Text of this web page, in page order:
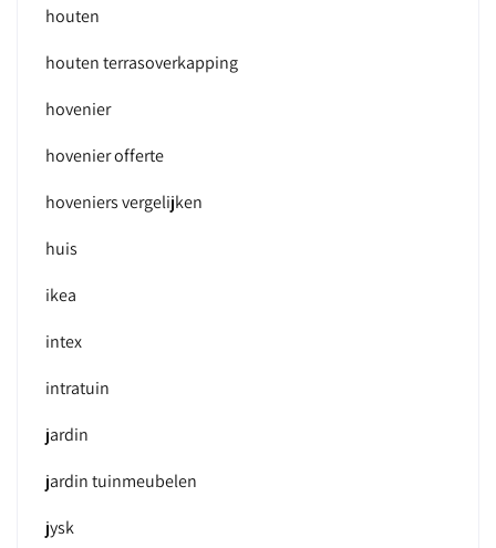
houten
houten terrasoverkapping
hovenier
hovenier offerte
hoveniers vergelijken
huis
ikea
intex
intratuin
jardin
jardin tuinmeubelen
jysk